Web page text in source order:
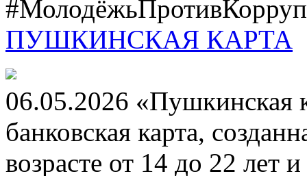
ПУШКИНСКАЯ КАРТА
06.05.2026 «Пушкинская
банковская карта,
возрасте от 14 до 22 лет